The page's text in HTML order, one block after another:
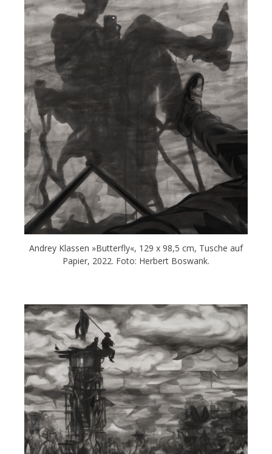
Andrey Klassen »Butterfly«, 129 x 98,5 cm, Tusche auf
Papier, 2022. Foto: Herbert Boswank.